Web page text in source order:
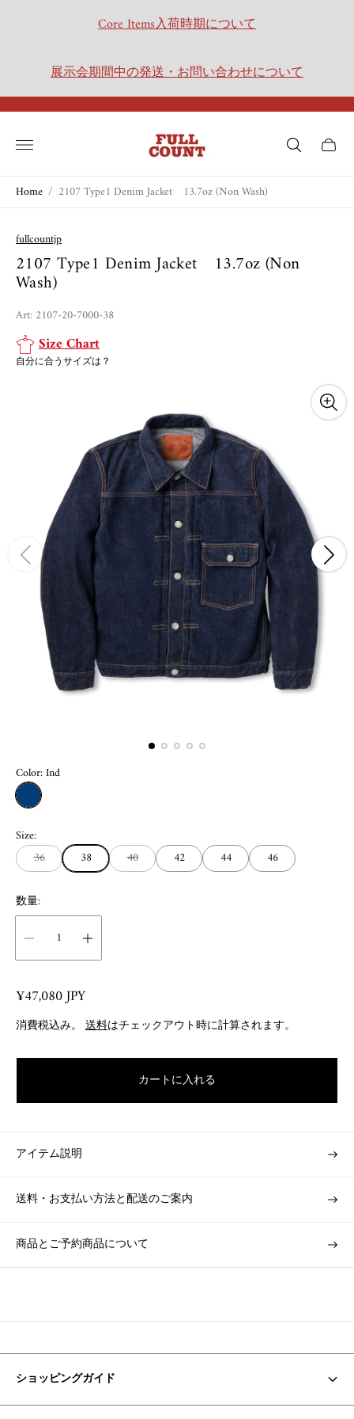
Core Items入荷時期について
展示会期間中の発送・お問い合わせについて
Store
logo" Cart
Home / 2107 Type1 Denim Jacket 13.7oz (Non Wash)
fullcountjp
2107 Type1 Denim Jacket 13.7oz (Non
Wash)
Art: 2107-20-7000-38
Size Chart
自分に合うサイズは？
Color:Ind
Size:
36
38 40 42 44 46
数量:
R
e
g
u
r
p
r
c
e
¥47,080 JPY
消費税込み。 送料はチェックアウト時に計算されます。
カートに入れる
アイテム説明
送料・お支払い方法と配送のご案内
商品とご予約商品について
ショッピングガイド